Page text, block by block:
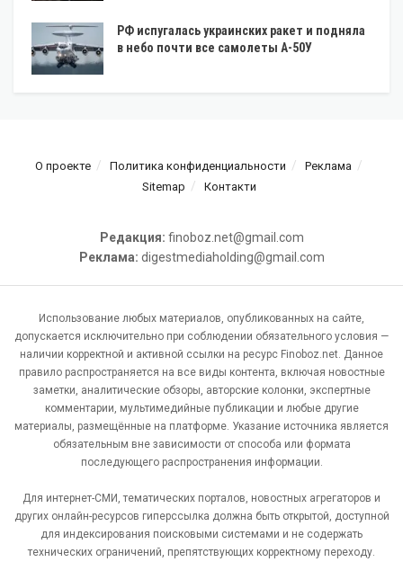
РФ испугалась украинских ракет и подняла
в небо почти все самолеты А-50У
О проекте Политика конфиденциальности
Реклама
Sitemap
Контакти
Редакция: finoboz.net@gmail.com
Реклама: digestmediaholding@gmail.com
Использование любых материалов, опубликованных на сайте,
допускается исключительно при соблюдении обязательного условия —
наличии корректной и активной ссылки на ресурс Finoboz.net. Данное
правило распространяется на все виды контента, включая новостные
заметки, аналитические обзоры, авторские колонки, экспертные
комментарии, мультимедийные публикации и любые другие
материалы, размещённые на платформе. Указание источника является
обязательным вне зависимости от способа или формата
последующего распространения информации.
Для интернет-СМИ, тематических порталов, новостных агрегаторов и
других онлайн-ресурсов гиперссылка должна быть открытой, доступной
для индексирования поисковыми системами и не содержать
технических ограничений, препятствующих корректному переходу.